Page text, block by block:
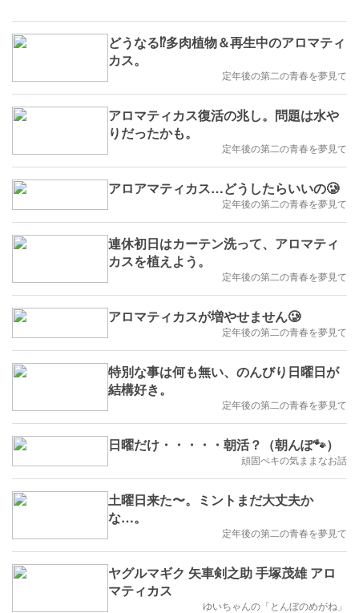
どうなる⁉️多肉植物＆再生中のアロマティ
カス。
定年後の第二の青春を夢見て
アロマティカス復活の兆し。問題は水や
りだったかも。
定年後の第二の青春を夢見て
アロアマティカス…どうしたらいいの🥲
定年後の第二の青春を夢見て
連休初日はカーテン洗って、アロマティ
カスを植えよう。
定年後の第二の青春を夢見て
アロマティカスが増やせません🥲
定年後の第二の青春を夢見て
特別な事は何も無い、のんびり日曜日が
結構好き。
定年後の第二の青春を夢見て
日曜だけ・・・・・朝活？（朝んぽ🐾）
頑固ぺキの気ままなお話
土曜日来た〜。ミントまだ大丈夫か
な…。
定年後の第二の青春を夢見て
ヤグルマギク 矢車剣之助 手塚茂雄 アロ
マティカス
ゆいちゃんの「とんぼのめがね」